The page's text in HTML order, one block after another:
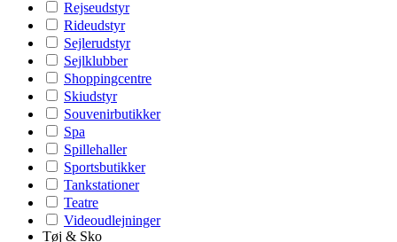
Rejseudstyr
Rideudstyr
Sejlerudstyr
Sejlklubber
Shoppingcentre
Skiudstyr
Souvenirbutikker
Spa
Spillehaller
Sportsbutikker
Tankstationer
Teatre
Videoudlejninger
Tøj & Sko